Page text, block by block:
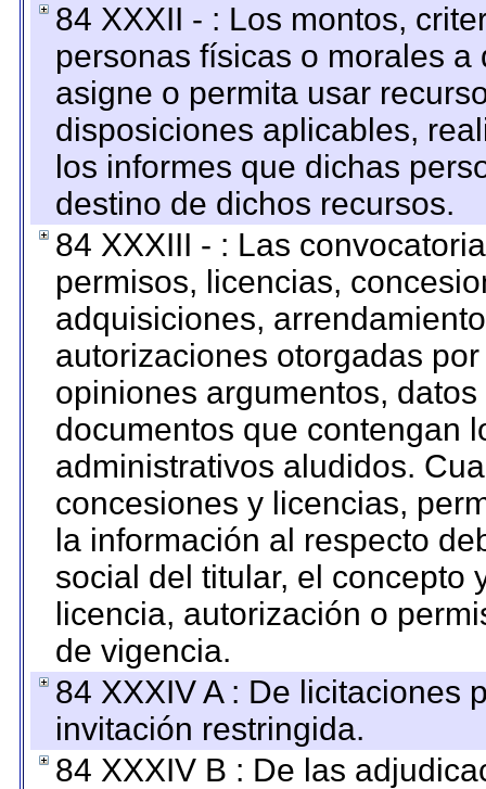
84 XXXII - : Los montos,
personas físicas o morales
asigne o permita usar
disposiciones aplicables,
los informes que dichas
destino de dichos recursos.
84 XXXIII - : Las
permisos, licencias,
adquisiciones,
autorizaciones otorgadas
opiniones argumentos,
documentos que contengan
administrativos aludidos.
concesiones y licencias,
la información al respecto
social del titular, el concepto
licencia, autorización o
de vigencia.
84 XXXIV A : De licitaciones
invitación restringida.
84 XXXIV B : De las